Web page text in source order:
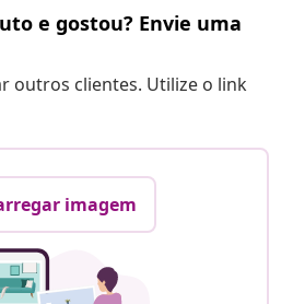
e gostou? Envie uma
outros clientes. Utilize o link
imagem